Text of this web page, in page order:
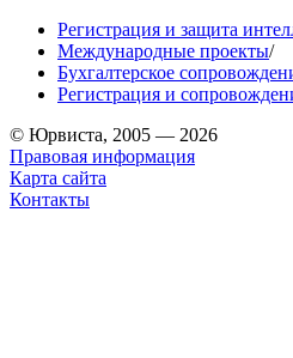
Регистрация и защита
Международные проекты/
Бухгалтерское
Регистрация и
© Юрвиста, 2005 — 2026
Правовая информация
Карта сайта
Контакты